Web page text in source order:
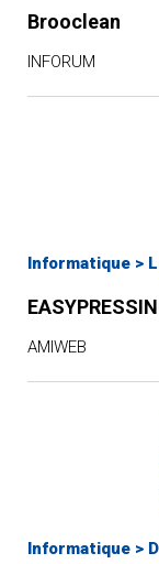
Brooclean
INFORUM
Informatique >
AMIWEB
Informatique >